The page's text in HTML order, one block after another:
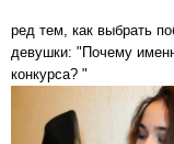
ред тем, как выбрать
девушки: "Почему
конкурса? "